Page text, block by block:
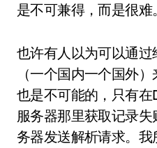
是不可兼得，而是很难
也许有人以为可以通
（一个国内一个国外
也是不可能的，只有在
服务器那里获取记录
务器发送解析请求。